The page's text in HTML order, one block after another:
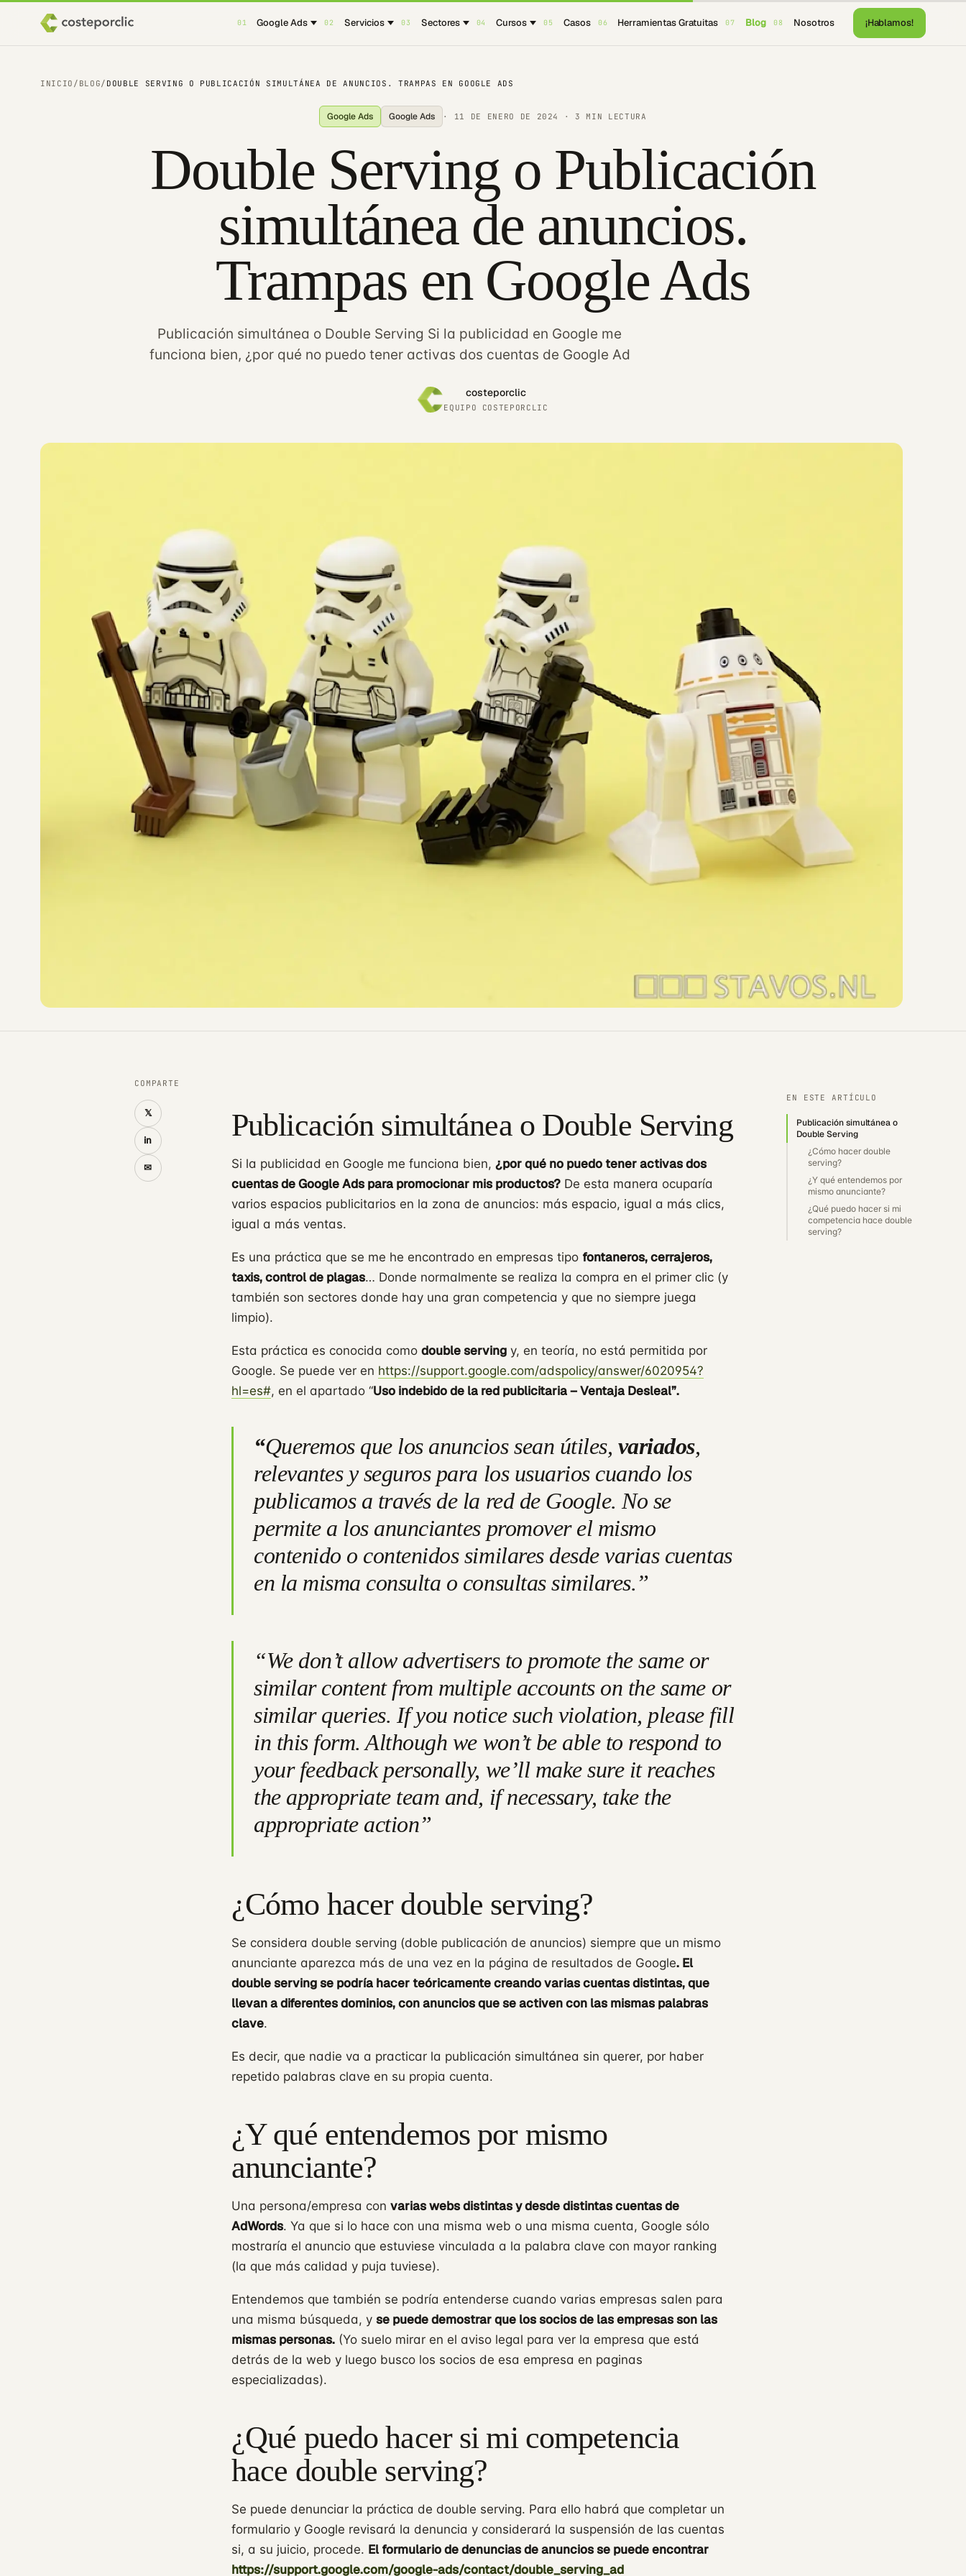
01 Google Ads 02 Servicios 03 Sectores 04 Cursos 05 Casos 06 Herramientas Gratuitas 07 Blog 08 Nosotros ¡Hablamos!
INICIO / BLOG/ DOUBLE SERVING O PUBLICACIÓN SIMULTÁNEA DE ANUNCIOS. TRAMPAS EN GOOGLE ADS
Google Ads Google Ads · 11 DE ENERO DE 2024 · 3 MIN LECTURA
Double Serving o Publicación
simultánea de anuncios.
Trampas en Google Ads
Publicación simultánea o Double Serving Si la publicidad en Google me
funciona bien, ¿por qué no puedo tener activas dos cuentas de Google Ad
costeporclic
EQUIPO COSTEPORCLIC
COMPARTE
𝕏
in
✉
Publicación simultánea o Double Serving
Si la publicidad en Google me funciona bien, ¿por qué no puedo tener activas dos
cuentas de Google Ads para promocionar mis productos? De esta manera ocuparía
varios espacios publicitarios en la zona de anuncios: más espacio, igual a más clics,
igual a más ventas.
Es una práctica que se me he encontrado en empresas tipo fontaneros, cerrajeros,
taxis, control de plagas… Donde normalmente se realiza la compra en el primer clic (y
también son sectores donde hay una gran competencia y que no siempre juega
limpio).
Esta práctica es conocida como double serving y, en teoría, no está permitida por
Google. Se puede ver en https://support.google.com/adspolicy/answer/6020954?
hl=es#, en el apartado “Uso indebido de la red publicitaria – Ventaja Desleal”.
“Queremos que los anuncios sean útiles, variados,
relevantes y seguros para los usuarios cuando los
publicamos a través de la red de Google. No se
permite a los anunciantes promover el mismo
contenido o contenidos similares desde varias cuentas
en la misma consulta o consultas similares.”
“We don’t allow advertisers to promote the same or
similar content from multiple accounts on the same or
similar queries. If you notice such violation, please fill
in this form. Although we won’t be able to respond to
your feedback personally, we’ll make sure it reaches
the appropriate team and, if necessary, take the
appropriate action”
¿Cómo hacer double serving?
Se considera double serving (doble publicación de anuncios) siempre que un mismo
anunciante aparezca más de una vez en la página de resultados de Google. El
double serving se podría hacer teóricamente creando varias cuentas distintas, que
llevan a diferentes dominios, con anuncios que se activen con las mismas palabras
clave.
Es decir, que nadie va a practicar la publicación simultánea sin querer, por haber
repetido palabras clave en su propia cuenta.
¿Y qué entendemos por mismo
anunciante?
Una persona/empresa con varias webs distintas y desde distintas cuentas de
AdWords. Ya que si lo hace con una misma web o una misma cuenta, Google sólo
mostraría el anuncio que estuviese vinculada a la palabra clave con mayor ranking
(la que más calidad y puja tuviese).
Entendemos que también se podría entenderse cuando varias empresas salen para
una misma búsqueda, y se puede demostrar que los socios de las empresas son las
mismas personas. (Yo suelo mirar en el aviso legal para ver la empresa que está
detrás de la web y luego busco los socios de esa empresa en paginas
especializadas).
¿Qué puedo hacer si mi competencia
hace double serving?
Se puede denunciar la práctica de double serving. Para ello habrá que completar un
formulario y Google revisará la denuncia y considerará la suspensión de las cuentas
si, a su juicio, procede. El formulario de denuncias de anuncios se puede encontrar
https://support.google.com/google-ads/contact/double_serving_ad
EN ESTE ARTÍCULO
Publicación simultánea o
Double Serving
¿Cómo hacer double
serving?
¿Y qué entendemos por
mismo anunciante?
¿Qué puedo hacer si mi
competencia hace double
serving?